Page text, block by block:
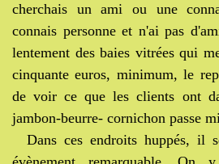
cherchais un ami ou une
connais personne et n'ai pas
lentement des baies vitrées qui
cinquante euros, minimum, le
de voir ce que les clients ont
jambon-beurre- cornichon passe
Dans ces endroits huppés, il